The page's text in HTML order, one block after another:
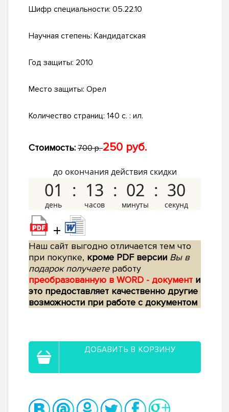
Шифр специальности: 05.22.10
Научная степень: Кандидатская
Год защиты: 2010
Место защиты: Орел
Количество страниц: 140 с. : ил.
Стоимость: 700 р.250 руб.
до окончания действия скидки
01 13 02 29
+
Наш сайт выгодно отличается тем что
при покупке, кроме PDF версии Вы в
подарок получаетеработу
преобразованную в WORD - документ и
это предоставляет качественно другие
возможности при работе с документом
ДОБАВИТЬ В КОРЗИНУ